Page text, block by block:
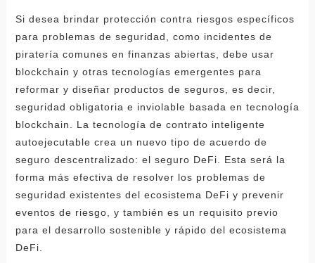
Si desea brindar protección contra riesgos específicos
para problemas de seguridad, como incidentes de
piratería comunes en finanzas abiertas, debe usar
blockchain y otras tecnologías emergentes para
reformar y diseñar productos de seguros, es decir,
seguridad obligatoria e inviolable basada en tecnología
blockchain. La tecnología de contrato inteligente
autoejecutable crea un nuevo tipo de acuerdo de
seguro descentralizado: el seguro DeFi. Esta será la
forma más efectiva de resolver los problemas de
seguridad existentes del ecosistema DeFi y prevenir
eventos de riesgo, y también es un requisito previo
para el desarrollo sostenible y rápido del ecosistema
DeFi.